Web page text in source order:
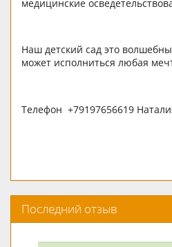
медицинские
Наш детский сад это
может исполниться любая
Телефон +79197656619
Последний отзыв